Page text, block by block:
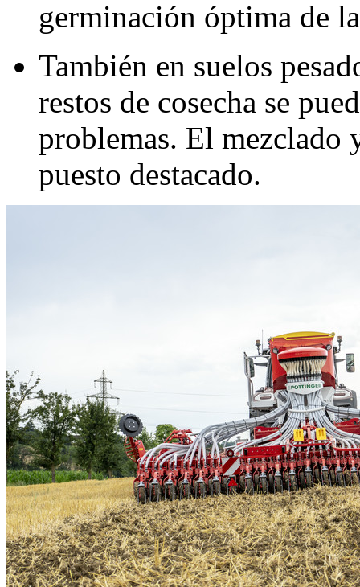
germinación óptima de
También en suelos
restos de cosecha se
problemas. El mezclado
puesto destacado.